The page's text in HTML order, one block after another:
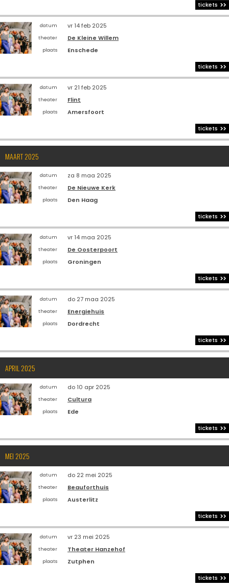
tickets
datum vr 14 feb 2025
theater De Kleine Willem
plaats
Enschede
tickets
datum vr 21 feb 2025
theater Flint
plaats
Amersfoort
tickets
MAART 2025
datum za 8 maa 2025
theater De Nieuwe Kerk
plaats
Den Haag
tickets
datum vr 14 maa 2025
theater De Oosterpoort
plaats
Groningen
tickets
datum do 27 maa 2025
theater Energiehuis
plaats
Dordrecht
tickets
APRIL 2025
datum do 10 apr 2025
theater Cultura
plaats
Ede
tickets
MEI 2025
datum do 22 mei 2025
theater Beauforthuis
plaats
Austerlitz
tickets
datum vr 23 mei 2025
theater Theater Hanzehof
plaats
Zutphen
tickets